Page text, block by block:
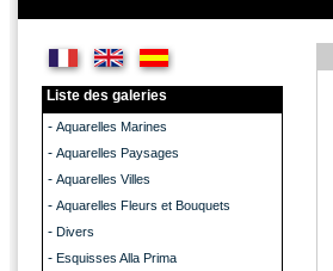
Liste des galeries
- Aquarelles Marines
- Aquarelles Paysages
- Aquarelles Villes
- Aquarelles Fleurs et Bouquets
- Divers
- Esquisses Alla Prima